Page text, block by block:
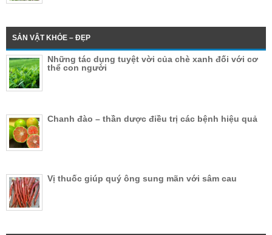
SẢN VẬT KHỎE – ĐẸP
Những tác dụng tuyệt vời của chè xanh đối với cơ
thể con người
Chanh đào – thần dược điều trị các bệnh hiệu quả
Vị thuốc giúp quý ông sung mãn với sâm cau